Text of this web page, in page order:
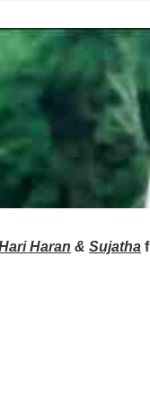
Haran & Sujatha